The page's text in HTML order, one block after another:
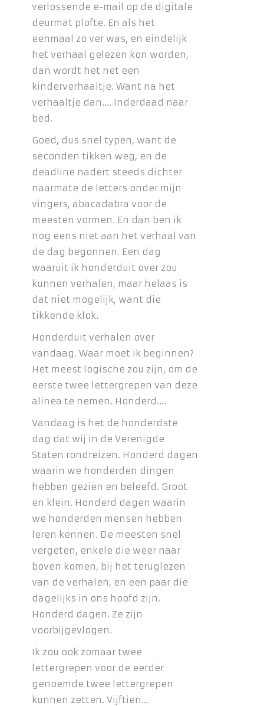
verlossende e-mail op de digitale
deurmat plofte. En als het
eenmaal zo ver was, en eindelijk
het verhaal gelezen kon worden,
dan wordt het net een
kinderverhaaltje. Want na het
verhaaltje dan…. Inderdaad naar
bed.
Goed, dus snel typen, want de
seconden tikken weg, en de
deadline nadert steeds dichter
naarmate de letters onder mijn
vingers, abacadabra voor de
meesten vormen. En dan ben ik
nog eens niet aan het verhaal van
de dag begonnen. Een dag
waaruit ik honderduit over zou
kunnen verhalen, maar helaas is
dat niet mogelijk, want die
tikkende klok.
Honderduit verhalen over
vandaag. Waar moet ik beginnen?
Het meest logische zou zijn, om de
eerste twee lettergrepen van deze
alinea te nemen. Honderd….
Vandaag is het de honderdste
dag dat wij in de Verenigde
Staten rondreizen. Honderd dagen
waarin we honderden dingen
hebben gezien en beleefd. Groot
en klein. Honderd dagen waarin
we honderden mensen hebben
leren kennen. De meesten snel
vergeten, enkele die weer naar
boven komen, bij het teruglezen
van de verhalen, en een paar die
dagelijks in ons hoofd zijn.
Honderd dagen. Ze zijn
voorbijgevlogen.
Ik zou ook zomaar twee
lettergrepen voor de eerder
genoemde twee lettergrepen
kunnen zetten. Vijftien…